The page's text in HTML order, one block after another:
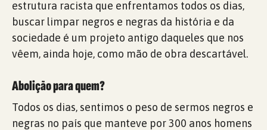
estrutura racista que enfrentamos todos os dias,
buscar limpar negros e negras da história e da
sociedade é um projeto antigo daqueles que nos
vêem, ainda hoje, como mão de obra descartável.
Abolição para quem?
Todos os dias, sentimos o peso de sermos negros e
negras no país que manteve por 300 anos homens